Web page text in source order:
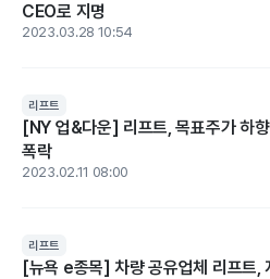
CEO로 지명
2023.03.28 10:54
리프트
[NY 업&다운] 리프트, 목표주가 하
폭락
2023.02.11 08:00
리프트
[뉴욕 e종목] 차량 공유업체 리프트,